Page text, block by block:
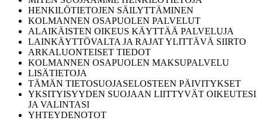
HENKILÖTIETOJEN SÄILYTTÄMINEN
KOLMANNEN OSAPUOLEN PALVELUT
ALAIKÄISTEN OIKEUS KÄYTTÄÄ PALVELUJA
LAINKÄYTTÖVALTA JA RAJAT YLITTÄVÄ SIIRTO
ARKALUONTEISET TIEDOT
KOLMANNEN OSAPUOLEN MAKSUPALVELU
LISÄTIETOJA
TÄMÄN TIETOSUOJASELOSTEEN PÄIVITYKSET
YKSITYISYYDEN SUOJAAN LIITTYVÄT OIKEUTESI
JA VALINTASI
YHTEYDENOTOT